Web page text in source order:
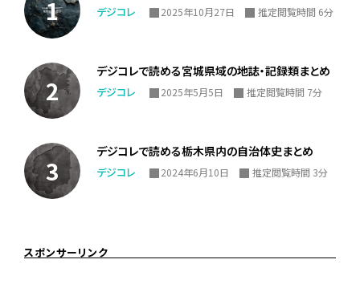
デジコレ 2025年10月27日 推定閲覧時間 6分
デジコレで読める宮城県域の地誌・記録類まとめ
デジコレ 2025年5月5日 推定閲覧時間 7分
デジコレで読める栃木県内の自治体史まとめ
デジコレ 2024年6月10日 推定閲覧時間 3分
スポンサーリンク